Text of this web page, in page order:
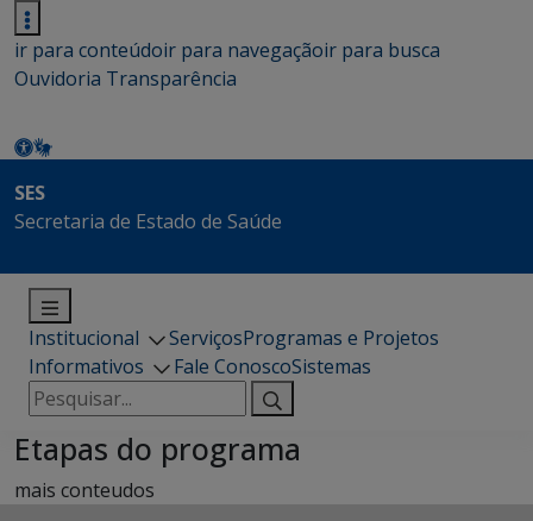
ir para conteúdoir para navegaçãoir para busca
Ouvidoria Transparência
SES
Secretaria de Estado de Saúde
Institucional ServiçosProgramas e Projetos
Informativos
Fale ConoscoSistemas
Pesquisar
por:
Etapas do programa
mais conteudos